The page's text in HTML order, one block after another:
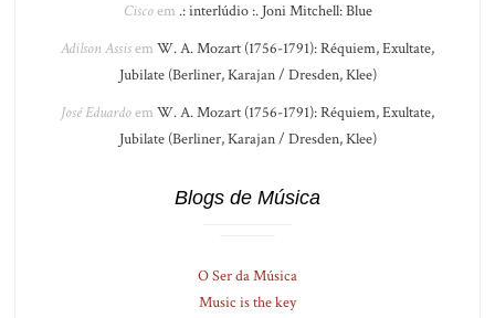
Ciscoem .: interlúdio :. Joni Mitchell: Blue
Adilson Assisem W. A. Mozart (1756-1791): Réquiem, Exultate,
Jubilate (Berliner, Karajan / Dresden, Klee)
José Eduardoem W. A. Mozart (1756-1791): Réquiem, Exultate,
Jubilate (Berliner, Karajan / Dresden, Klee)
Blogs de Música
O Ser da Música
Music is the key